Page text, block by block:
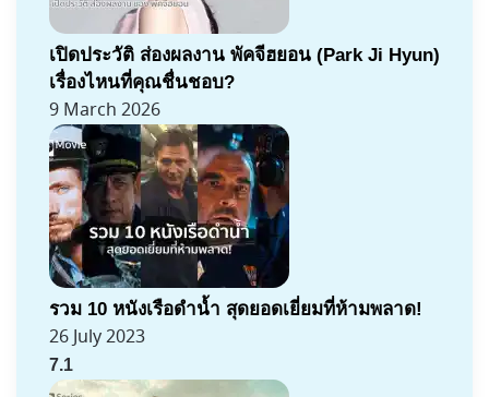
เปิดประวัติ ส่องผลงาน พัคจีฮยอน (Park Ji Hyun)
เรื่องไหนที่คุณชื่นชอบ?
9 March 2026
รวม 10 หนังเรือดำน้ำ สุดยอดเยี่ยมที่ห้ามพลาด!
26 July 2023
7.1